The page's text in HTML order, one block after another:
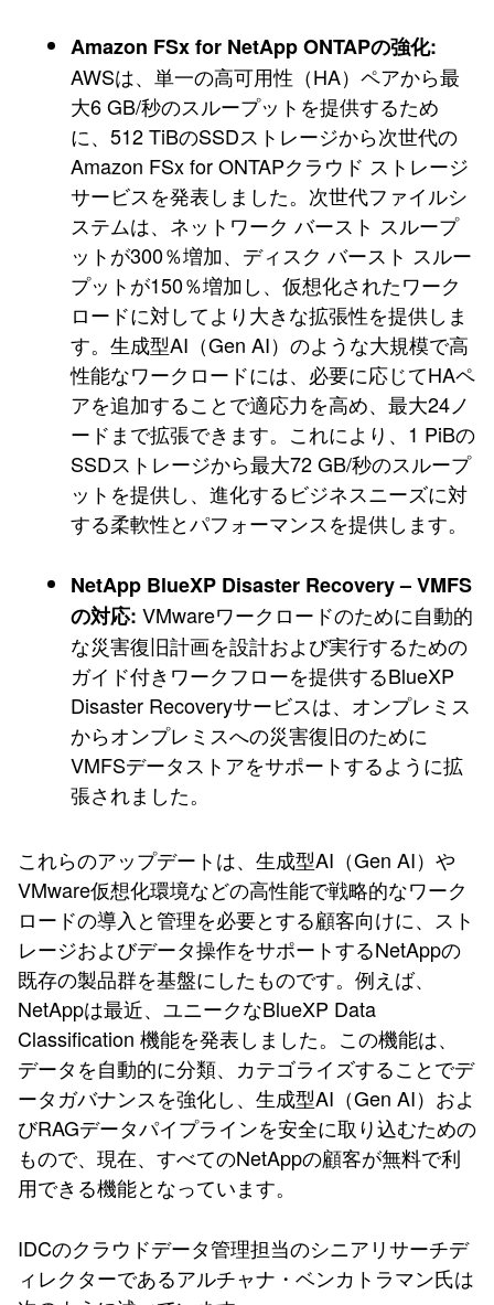
Amazon FSx for NetApp ONTAPの強化:
AWSは、単一の高可用性（HA）ペアから最
大6 GB/秒のスループットを提供するため
に、512 TiBのSSDストレージから次世代の
Amazon FSx for ONTAPクラウド ストレージ
サービスを発表しました。次世代ファイルシ
ステムは、ネットワーク バースト スループ
ットが300％増加、ディスク バースト スルー
プットが150％増加し、仮想化されたワーク
ロードに対してより大きな拡張性を提供しま
す。生成型AI（Gen AI）のような大規模で高
性能なワークロードには、必要に応じてHAペ
アを追加することで適応力を高め、最大24ノ
ードまで拡張できます。これにより、1 PiBの
SSDストレージから最大72 GB/秒のスループ
ットを提供し、進化するビジネスニーズに対
する柔軟性とパフォーマンスを提供します。
NetApp BlueXP Disaster Recovery – VMFS
の対応: VMwareワークロードのために自動的
な災害復旧計画を設計および実行するための
ガイド付きワークフローを提供するBlueXP
Disaster Recoveryサービスは、オンプレミス
からオンプレミスへの災害復旧のために
VMFSデータストアをサポートするように拡
張されました。
これらのアップデートは、生成型AI（Gen AI）や
VMware仮想化環境などの高性能で戦略的なワーク
ロードの導入と管理を必要とする顧客向けに、スト
レージおよびデータ操作をサポートするNetAppの
既存の製品群を基盤にしたものです。例えば、
NetAppは最近、ユニークなBlueXP Data
Classification 機能を発表しました。この機能は、
データを自動的に分類、カテゴライズすることでデ
ータガバナンスを強化し、生成型AI（Gen AI）およ
びRAGデータパイプラインを安全に取り込むための
もので、現在、すべてのNetAppの顧客が無料で利
用できる機能となっています。
IDCのクラウドデータ管理担当のシニアリサーチデ
ィレクターであるアルチャナ・ベンカトラマン氏は